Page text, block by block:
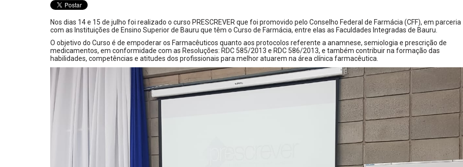
Nos dias 14 e 15 de julho foi realizado o curso PRESCREVER que foi promovido pelo Conselho Federal de Farmácia (CFF), em parceria
com as Instituições de Ensino Superior de Bauru que têm o Curso de Farmácia, entre elas as Faculdades Integradas de Bauru.
O objetivo do Curso é de empoderar os Farmacêuticos quanto aos protocolos referente a anamnese, semiologia e prescrição de
medicamentos, em conformidade com as Resoluções: RDC 585/2013 e RDC 586/2013, e também contribuir na formação das
habilidades, competências e atitudes dos profissionais para melhor atuarem na área clínica farmacêutica.